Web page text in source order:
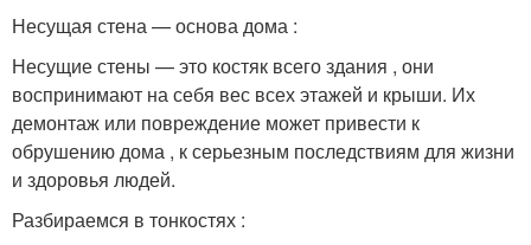
Несущая стена — основа дома :
Несущие стены — это костяк всего здания , они
воспринимают на себя вес всех этажей и крыши. Их
демонтаж или повреждение может привести к
обрушению дома , к серьезным последствиям для жизни
и здоровья людей.
Разбираемся в тонкостях :